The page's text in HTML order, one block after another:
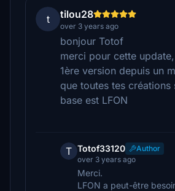
t tilou28
over 3 years ago
bonjour Totof
merci pour cette
1ère version depuis un
que toutes tes créations
base est LFON
T Totof33120
Author
over 3 years ago
Merci.
LFON a peut-être